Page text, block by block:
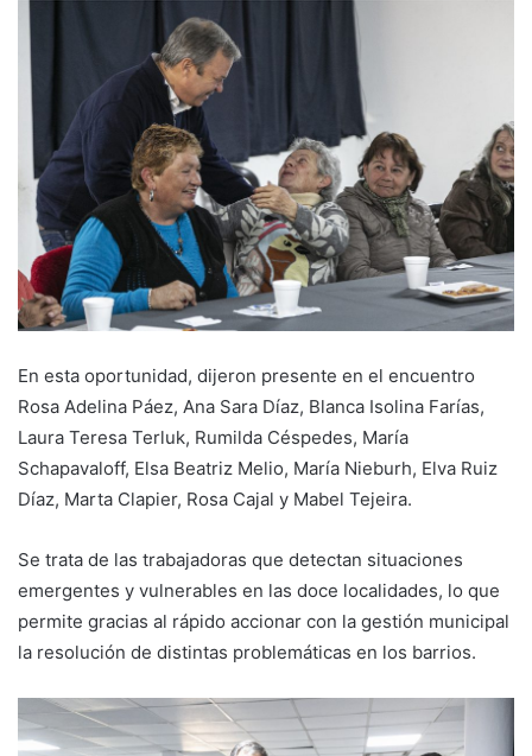
En esta oportunidad, dijeron presente en el encuentro
Rosa Adelina Páez, Ana Sara Díaz, Blanca Isolina Farías,
Laura Teresa Terluk, Rumilda Céspedes, María
Schapavaloff, Elsa Beatriz Melio, María Nieburh, Elva Ruiz
Díaz, Marta Clapier, Rosa Cajal y Mabel Tejeira.
Se trata de las trabajadoras que detectan situaciones
emergentes y vulnerables en las doce localidades, lo que
permite gracias al rápido accionar con la gestión municipal
la resolución de distintas problemáticas en los barrios.